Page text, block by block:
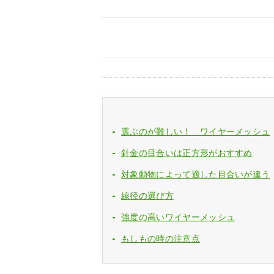
選ぶのが難しい！ ワイヤーメッシュ
針金の目合いは正方形がおすすめ
対象動物によって適した目合いが違う
線径の選び方
強度の高いワイヤーメッシュ
もしもの時の注意点